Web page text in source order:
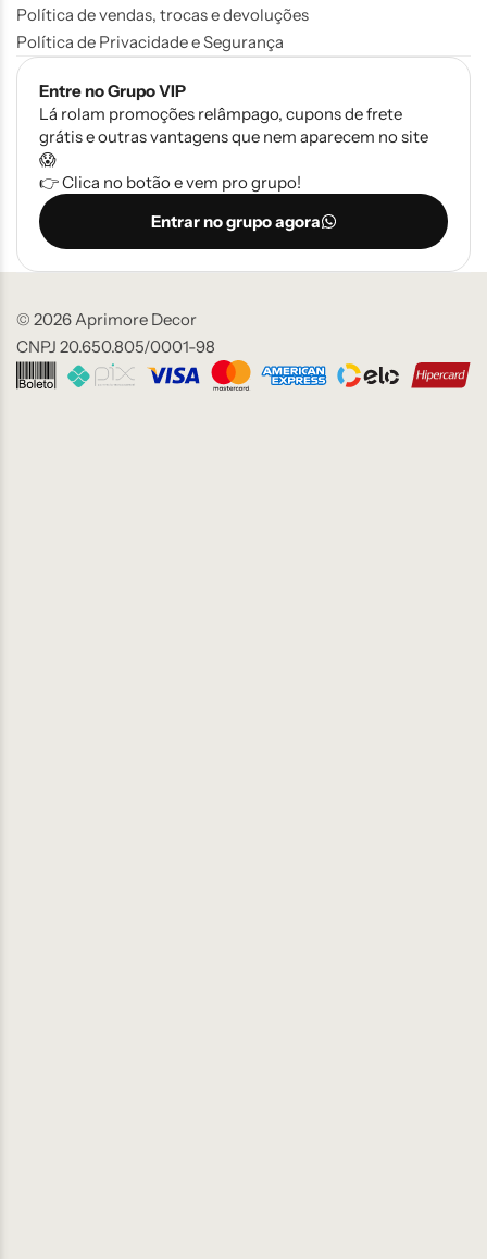
Política de vendas, trocas e devoluções
Política de Privacidade e Segurança
Entre no Grupo VIP
Lá rolam promoções relâmpago, cupons de frete
grátis e outras vantagens que nem aparecem no site
😱
👉 Clica no botão e vem pro grupo!
Entrar no grupo agora
© 2026 Aprimore Decor
CNPJ 20.650.805/0001-98